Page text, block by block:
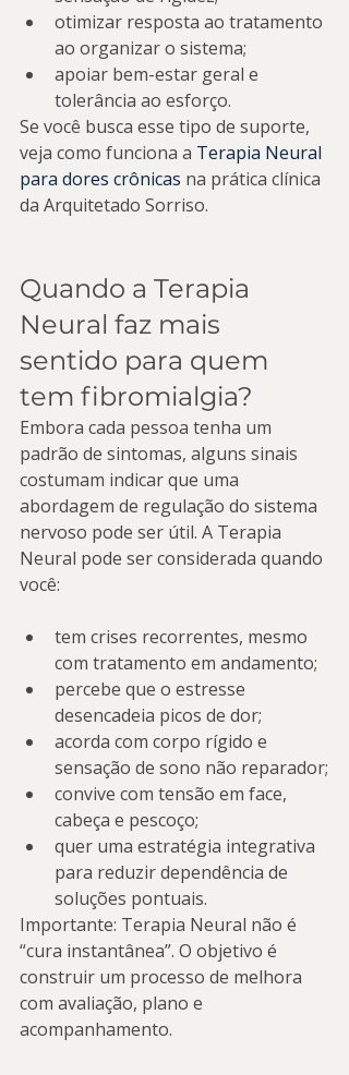
otimizar resposta ao tratamento
ao organizar o sistema;
apoiar bem-estar geral e
tolerância ao esforço.
Se você busca esse tipo de suporte,
veja como funciona a Terapia Neural
para dores crônicas na prática clínica
da Arquitetado Sorriso.
Quando a Terapia
Neural faz mais
sentido para quem
tem fibromialgia?
Embora cada pessoa tenha um
padrão de sintomas, alguns sinais
costumam indicar que uma
abordagem de regulação do sistema
nervoso pode ser útil. A Terapia
Neural pode ser considerada quando
você:
tem crises recorrentes, mesmo
com tratamento em andamento;
percebe que o estresse
desencadeia picos de dor;
acorda com corpo rígido e
sensação de sono não reparador;
convive com tensão em face,
cabeça e pescoço;
quer uma estratégia integrativa
para reduzir dependência de
soluções pontuais.
Importante: Terapia Neural não é
“cura instantânea”. O objetivo é
construir um processo de melhora
com avaliação, plano e
acompanhamento.